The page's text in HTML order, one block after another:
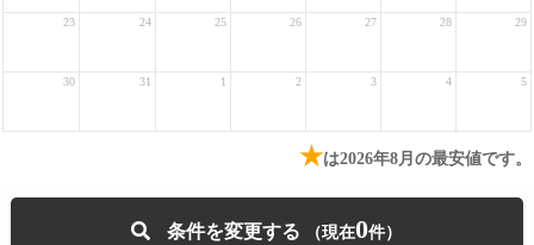
23 24 25 26 27 28 29
30 31 1 2 3 4 5
★は2026年8月の最安値です。
条件を変更する 0